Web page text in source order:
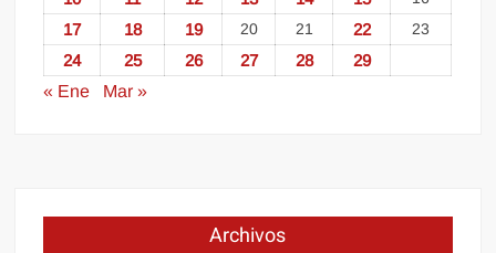
17 18 19 20 21 22 23
24 25 26 27 28
29
« Ene
Mar »
Archivos